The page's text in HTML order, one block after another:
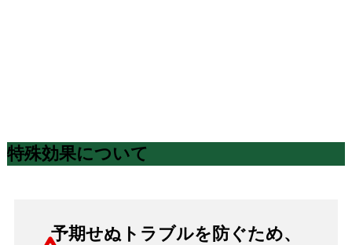
特殊効果について
予期せぬトラブルを防ぐため、